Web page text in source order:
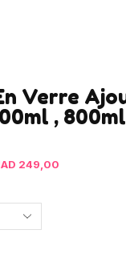
Verre
, 800ml
249,00